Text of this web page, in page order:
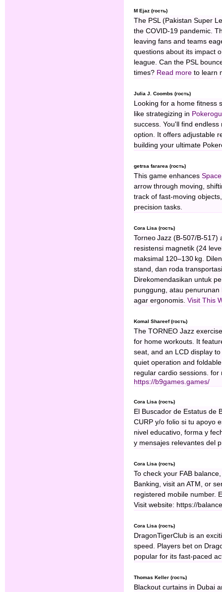
M Ejaz (гость)
The PSL (Pakistan Super
the COVID-19 pandemic.
leaving fans and teams
questions about its impact
league. Can the PSL
times? Read more to learn
Julia J. Coombs (гость)
Looking for a home fitness
like strategizing in
success. You'll find
option. It offers adjustable
building your ultimate
getrsa fararea (гость)
This game enhances
arrow through moving,
track of fast-moving
precision tasks.
Cora Lisa (гость)
Torneo Jazz (B‑507/
resistensi magnetik (24
maksimal 120–130 kg.
stand, dan roda
Direkomendasikan untuk
punggung, atau
agar ergonomis. Visit This
Komal Shareef (гость)
The TORNEO Jazz
for home workouts. It
seat, and an LCD display
quiet operation and
regular cardio sessions.
https://b9games.games/
Cora Lisa (гость)
El Buscador de Estatus de
CURP y/o folio si tu apoyo
nivel educativo, forma y
y mensajes relevantes del
Cora Lisa (гость)
To check your FAB
Banking, visit an ATM, or
registered mobile number.
Visit website: https://
Cora Lisa (гость)
DragonTigerClub is an
speed. Players bet on
popular for its fast-paced
Thomas Keller (гость)
Blackout curtains in Dubai